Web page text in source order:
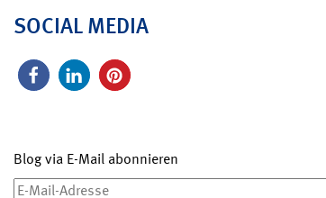
SOCIAL MEDIA
Blog via E-Mail abonnieren
E-